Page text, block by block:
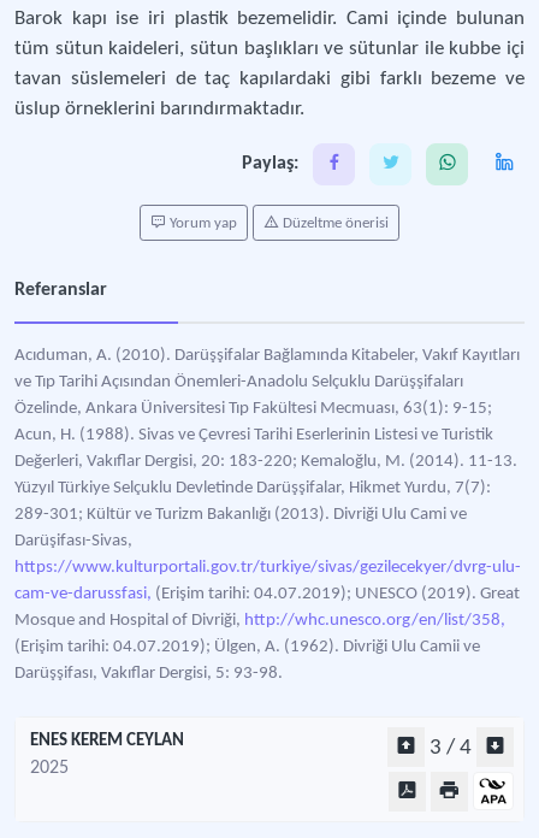
Barok kapı ise iri plastik bezemelidir. Cami içinde bulunan
tüm sütun kaideleri, sütun başlıkları ve sütunlar ile kubbe içi
tavan süslemeleri de taç kapılardaki gibi farklı bezeme ve
üslup örneklerini barındırmaktadır.
Paylaş:
Yorum yap Düzeltme önerisi
Referanslar
Acıduman, A. (2010). Darüşşifalar Bağlamında Kitabeler, Vakıf Kayıtları
ve Tıp Tarihi Açısından Önemleri-Anadolu Selçuklu Darüşşifaları
Özelinde, Ankara Üniversitesi Tıp Fakültesi Mecmuası, 63(1): 9-15;
Acun, H. (1988). Sivas ve Çevresi Tarihi Eserlerinin Listesi ve Turistik
Değerleri, Vakıflar Dergisi, 20: 183-220; Kemaloğlu, M. (2014). 11-13.
Yüzyıl Türkiye Selçuklu Devletinde Darüşşifalar, Hikmet Yurdu, 7(7):
289-301; Kültür ve Turizm Bakanlığı (2013). Divriği Ulu Cami ve
Darüşifası-Sivas,
https://www.kulturportali.gov.tr/turkiye/sivas/gezilecekyer/dvrg-ulu-
cam-ve-darussfasi, (Erişim tarihi: 04.07.2019); UNESCO (2019). Great
Mosque and Hospital of Divriği, http://whc.unesco.org/en/list/358,
(Erişim tarihi: 04.07.2019); Ülgen, A. (1962). Divriği Ulu Camii ve
Darüşşifası, Vakıflar Dergisi, 5: 93-98.
ENES KEREM CEYLAN
2025
3 / 4